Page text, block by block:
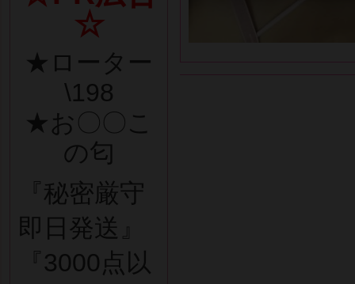
☆
★ローター
\198
★お〇〇こ
の匂
『秘密厳守
即日発送』
『3000点以